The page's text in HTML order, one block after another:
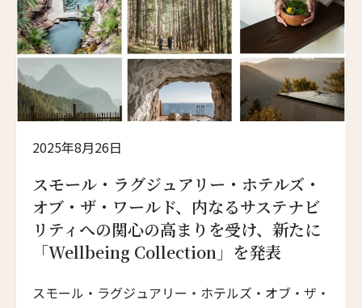
2025年8月26日
スモール・ラグジュアリー・ホテルズ・
オブ・ザ・ワールド、内なるサステナビ
リティへの関心の高まりを受け、新たに
「Wellbeing Collection」を発表
スモール・ラグジュアリー・ホテルズ・オブ・ザ・